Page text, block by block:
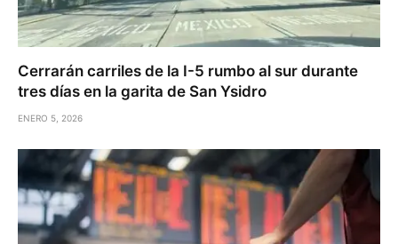
Cerrarán carriles de la I-5 rumbo al sur durante
tres días en la garita de San Ysidro
ENERO 5, 2026